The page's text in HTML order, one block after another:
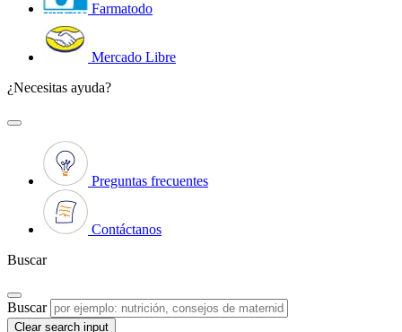
Farmatodo
Mercado Libre
¿Necesitas ayuda?
Preguntas frecuentes
Contáctanos
Buscar
Buscar
Clear search input